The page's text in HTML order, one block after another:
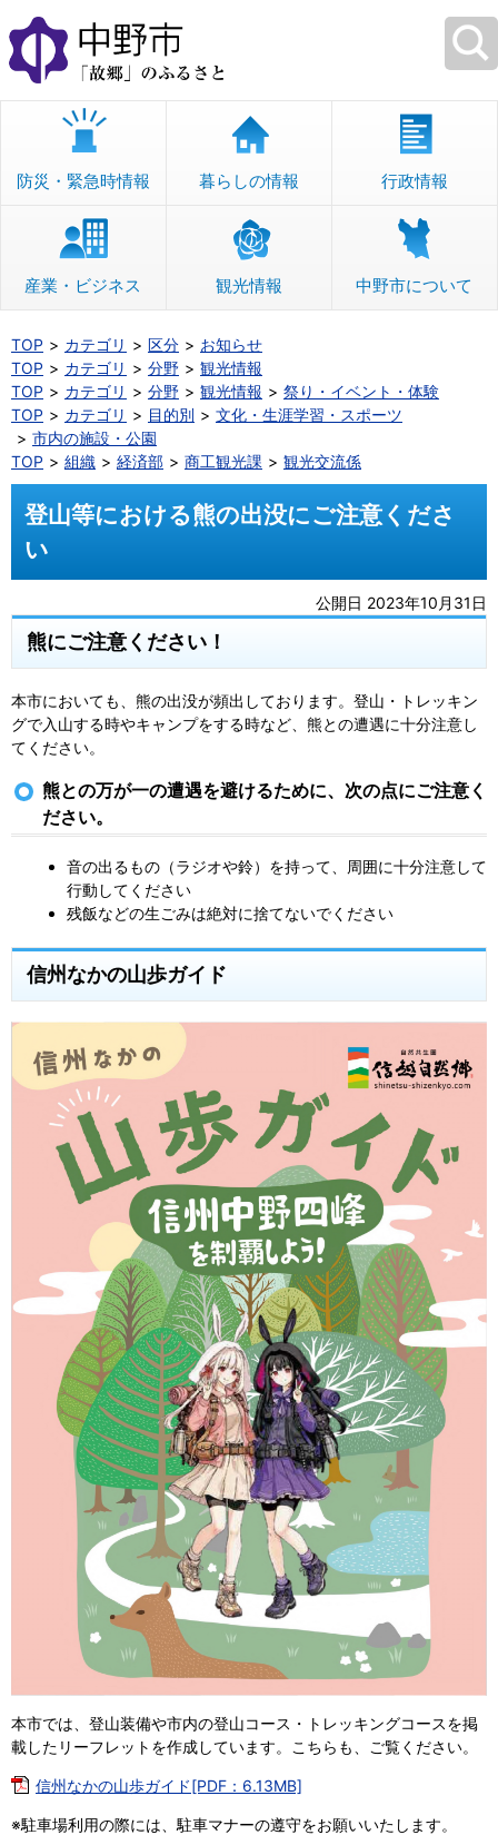
本
文
へ
移
防災・緊急時情報 暮らしの情報 行政情報
産業・ビジネス 観光情報 中野市について
TOP カテゴリ 区分
お知らせ
TOP
カテゴリ 分野
観光情報
TOP
カテゴリ 分野 観光情報
祭り・イベント・体験
TOP
カテゴリ 目的別
文化・生涯学習・スポーツ
市内の施設・公園
TOP
組織 経済部 商工観光課 観光交流係
登山等における熊の出没にご注意くださ
い
公開日 2023年10月31日
熊にご注意ください！
本市においても、熊の出没が頻出しております。登山・トレッキン
グで入山する時やキャンプをする時など、熊との遭遇に十分注意し
てください。
熊との万が一の遭遇を避けるために、次の点にご注意く
ださい。
音の出るもの（ラジオや鈴）を持って、周囲に十分注意して
行動してください
残飯などの生ごみは絶対に捨てないでください
信州なかの山歩ガイド
本市では、登山装備や市内の登山コース・トレッキングコースを掲
載したリーフレットを作成しています。こちらも、ご覧ください。
信州なかの山歩ガイド[PDF：6.13MB]
※駐車場利用の際には、駐車マナーの遵守をお願いいたします。